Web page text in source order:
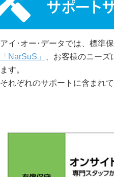
アイ･オー･データでは、標準
「NarSuS」
、お客様のニー
ます。
それぞれのサポートに含まれ